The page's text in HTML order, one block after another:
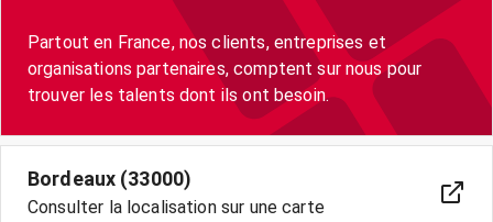
Partout en France, nos clients, entreprises et
organisations partenaires, comptent sur nous pour
trouver les talents dont ils ont besoin.
Bordeaux (33000)
Consulter la localisation sur une carte